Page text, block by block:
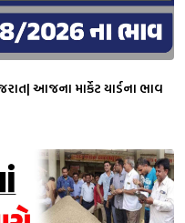
આજના માર્કેટ યાર્ડના ભાવ